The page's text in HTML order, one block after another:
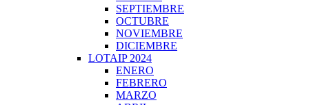
SEPTIEMBRE
OCTUBRE
NOVIEMBRE
DICIEMBRE
LOTAIP 2024
ENERO
FEBRERO
MARZO